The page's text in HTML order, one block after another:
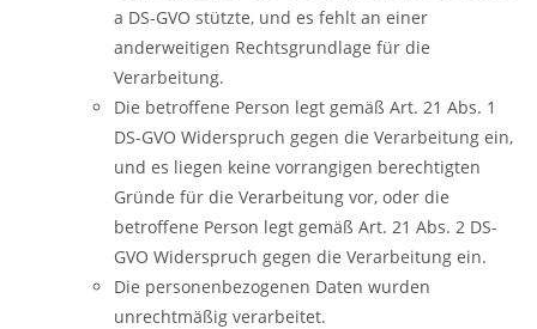
a DS-GVO stützte, und es fehlt an einer
anderweitigen Rechtsgrundlage für die
Verarbeitung.
Die betroffene Person legt gemäß Art. 21 Abs. 1
DS-GVO Widerspruch gegen die Verarbeitung ein,
und es liegen keine vorrangigen berechtigten
Gründe für die Verarbeitung vor, oder die
betroffene Person legt gemäß Art. 21 Abs. 2 DS-
GVO Widerspruch gegen die Verarbeitung ein.
Die personenbezogenen Daten wurden
unrechtmäßig verarbeitet.